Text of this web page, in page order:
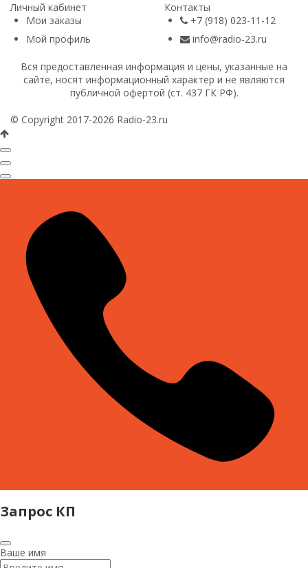
Личный кабинет
Мои заказы
Мой профиль
Контакты
+7 (918) 023-11-12
info@radio-23.ru
Вся предоставленная информация и цены, указанные на
сайте, носят информационный характер и не являются
публичной офертой (ст. 437 ГК РФ).
© Copyright 2017-2026 Radio-23.ru
Запрос КП
Ваше имя